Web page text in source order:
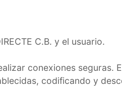
C.B. y el usuario.
conexiones seguras.
codificando y